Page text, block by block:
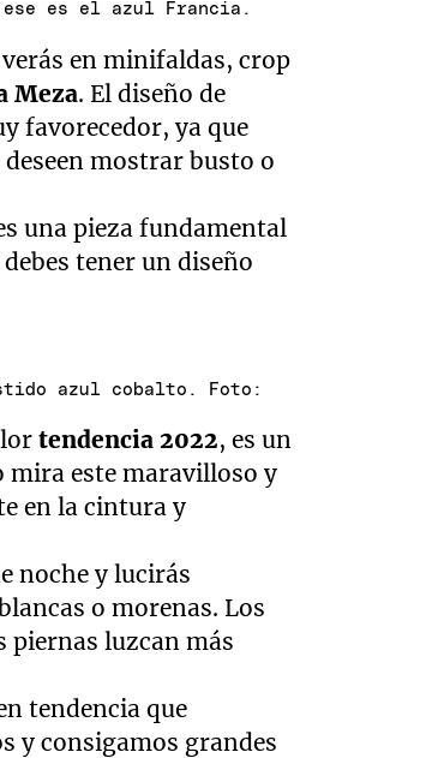
es el azul Francia.
verás en minifaldas, crop
Meza. El diseño de
favorecedor, ya que
mostrar busto o
una pieza fundamental
tener un diseño
azul cobalto. Foto:
tendencia 2022, es un
mira este maravilloso y
en la cintura y
noche y lucirás
o morenas. Los
piernas luzcan más
tendencia que
y consigamos grandes